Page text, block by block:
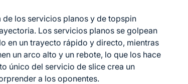
los servicios planos y de topspin
Los servicios planos se golpean
en un trayecto rápido y directo, mientras
un arco alto y un rebote, lo que los hace
único del servicio de slice crea un
a los oponentes.